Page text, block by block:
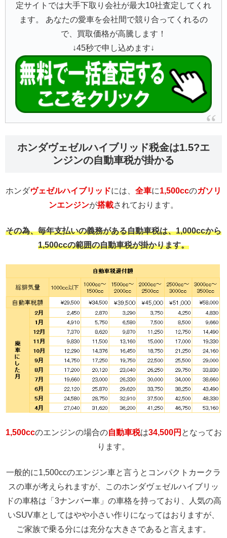
定サイトでは大手下取り会社が最大10社査定してくれ
ます。 あなたの愛車を会社間で競り合ってくれるの
で、買取価格が高騰します！
↓45秒で申し込めます↓
ホンダヴェゼルハイブリッド税金は1.5?エ
ンジンの自動車税が掛かる
ホンダヴェゼルハイブリッドには、 全車に1,500ccのガソリ
ンエンジンが搭載されております。
その為、毎年支払いの義務がある自動車税は、1,000ccから
1,500ccの範囲の自動車税が掛かります。
1,500ccのエンジンの場合の自動車税は34,500円 となってお
ります。
一般的に1,500ccのエンジン車と言うとコンパクトカークラ
スの車が考えられますが、このホンダヴェゼルハイブリッ
ドの車格は「3ナンバー車」の車格を持っており、人気の高
いSUV車としてはやや小さい作りになってはおりますが、
ご家族で乗る分には充分な大きさであると言えます。